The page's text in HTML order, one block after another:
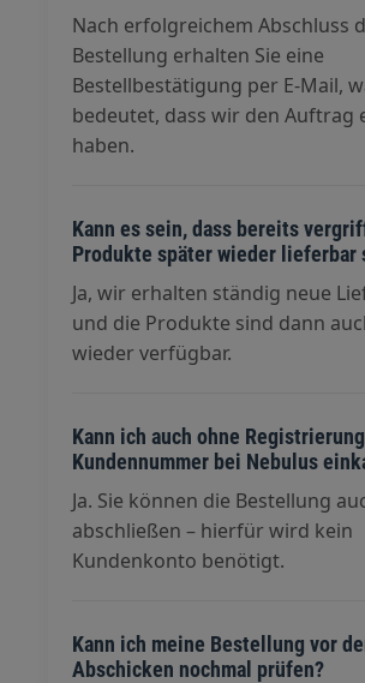
Nach erfolgreichem Abschluss
Bestellung erhalten Sie eine
Bestellbestätigung per E-Mail,
bedeutet, dass wir den Auftrag
haben.
Kann es sein, dass bereits
Produkte später wieder lieferbar
Ja, wir erhalten ständig neue
und die Produkte sind dann
wieder verfügbar.
Kann ich auch ohne
Kundennummer bei Nebulus
Ja. Sie können die Bestellung
abschließen – hierfür wird kein
Kundenkonto benötigt.
Kann ich meine Bestellung vor
Abschicken nochmal prüfen?